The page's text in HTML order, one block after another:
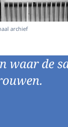
archief
waar de